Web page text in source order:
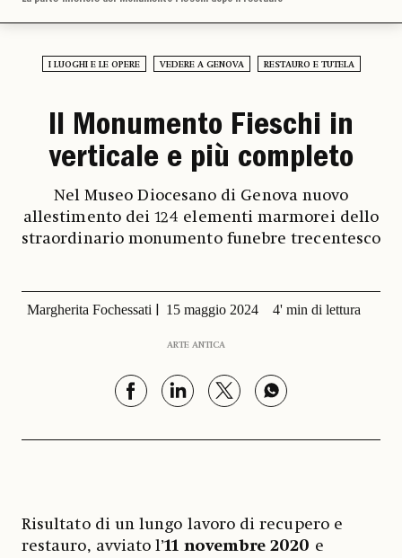
I LUOGHI E LE OPERE VEDERE A GENOVA RESTAURO E TUTELA
Il Monumento Fieschi in
verticale e più completo
Nel Museo Diocesano di Genova nuovo
allestimento dei 124 elementi marmorei dello
straordinario monumento funebre trecentesco
Margherita Fochessati 15 maggio 2024 4' min di lettura
ARTE ANTICA
Risultato di un lungo lavoro di recupero e
restauro, avviato l’11 novembre 2020 e